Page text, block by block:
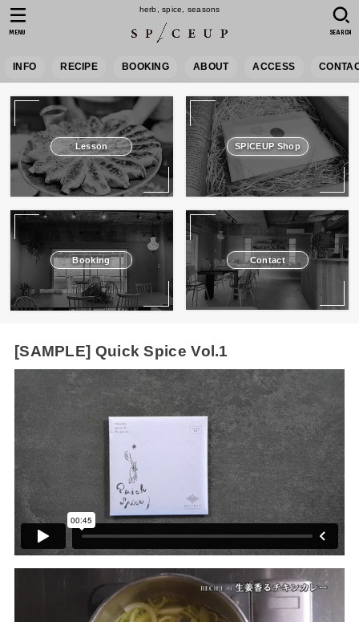
herb, spice, seasons
INFO RECIPE BOOKING ABOUT ACCESS
SEARCH
MENU
Lesson SPICEUP Shop
Booking Contact
[SAMPLE] Quick Spice Vol.1